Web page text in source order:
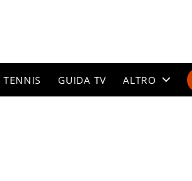
TENNIS GUIDA TV ALTRO